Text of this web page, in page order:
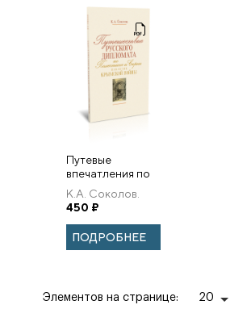
Путевые
впечатления по
Палестине и
Сирии весной
1853 года
К.А. Соколов.
450 ₽
ПОДРОБНЕЕ
Элементов на странице: 20